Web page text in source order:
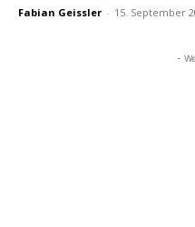
Fabian Geissler - 15. September
-